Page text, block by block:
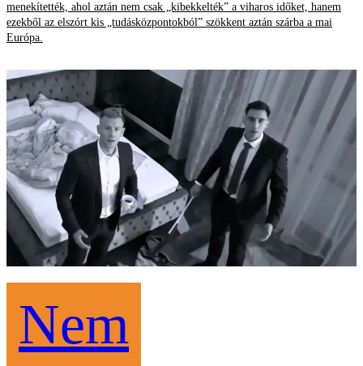
menekítették, ahol aztán nem csak „kibekkelték” a viharos időket, hanem
ezekből az elszórt kis „tudásközpontokból” szökkent aztán szárba a mai
Európa.
Nem